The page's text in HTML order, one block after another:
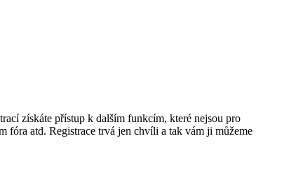
získáte přístup k dalším funkcím, které nejsou pro
fóra atd. Registrace trvá jen chvíli a tak vám ji můžeme